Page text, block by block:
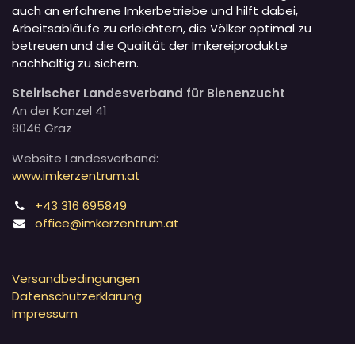
auch an erfahrene Imkerbetriebe und hilft dabei,
Arbeitsabläufe zu erleichtern, die Völker optimal zu
betreuen und die Qualität der Imkereiprodukte
nachhaltig zu sichern.
Steirischer Landesverband für Bienenzucht
An der Kanzel 41
8046 Graz
Website Landesverband:
www.imkerzentrum.at
+43 316 695849
office@imkerzentrum.at
Versandbedingungen
Datenschutzerklärung
Impressum